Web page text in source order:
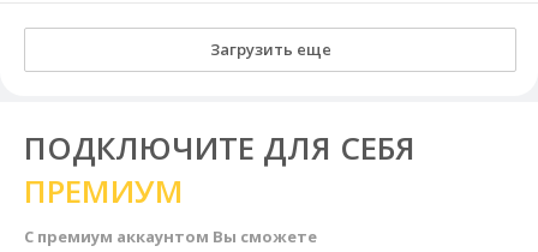
Загрузить еще
ПОДКЛЮЧИТЕ ДЛЯ СЕБЯ
ПРЕМИУМ
С премиум аккаунтом Вы сможете